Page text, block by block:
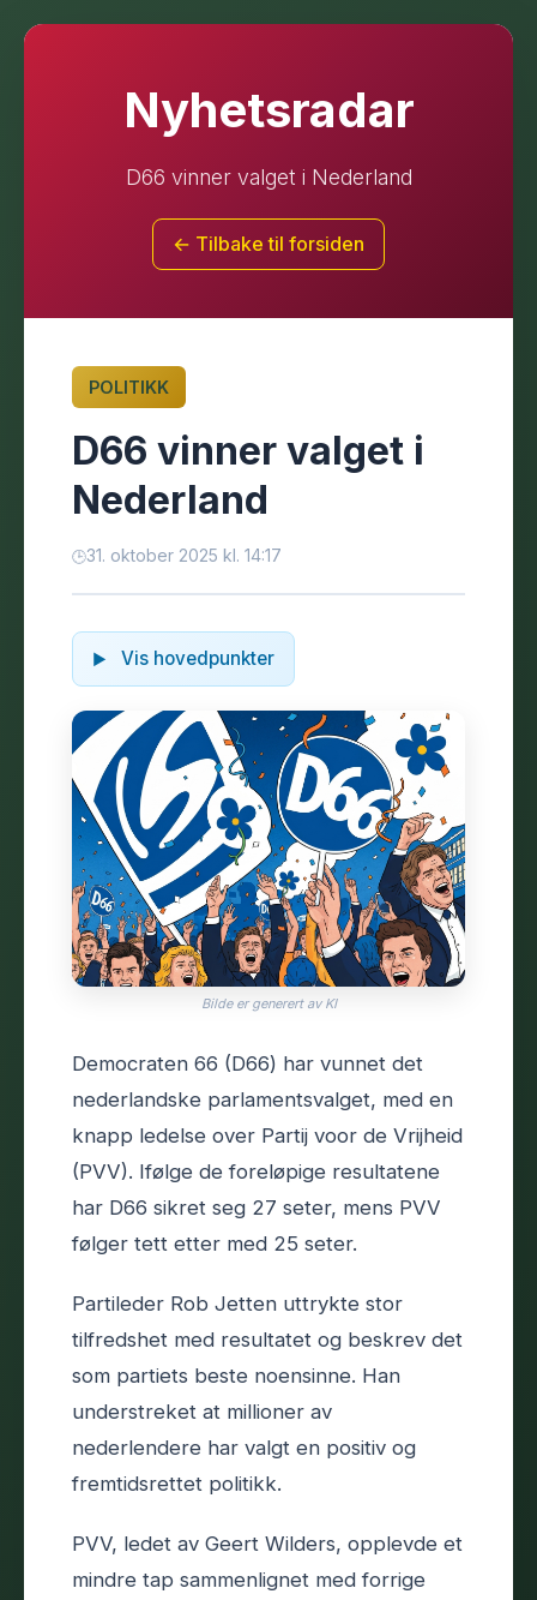
Nyhetsradar
D66 vinner valget i Nederland
← Tilbake til forsiden
POLITIKK
D66 vinner valget i
Nederland
31. oktober 2025 kl. 14:17
Vis hovedpunkter
Bilde er generert av KI
Democraten 66 (D66) har vunnet det
nederlandske parlamentsvalget, med en
knapp ledelse over Partij voor de Vrijheid
(PVV). Ifølge de foreløpige resultatene
har D66 sikret seg 27 seter, mens PVV
følger tett etter med 25 seter.
Partileder Rob Jetten uttrykte stor
tilfredshet med resultatet og beskrev det
som partiets beste noensinne. Han
understreket at millioner av
nederlendere har valgt en positiv og
fremtidsrettet politikk.
PVV, ledet av Geert Wilders, opplevde et
mindre tap sammenlignet med forrige